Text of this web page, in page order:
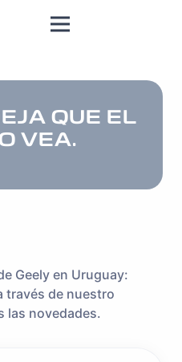
QUE EL
VEA.
Geely en Uruguay:
través de nuestro
las novedades.